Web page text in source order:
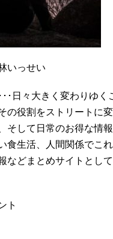
いっせい
･日々大きく変わりゆく
の役割をストリートに
そして日常のお得な情
食生活、人間関係でこ
などまとめサイトとし
ト